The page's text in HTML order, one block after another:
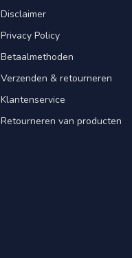
Disclaimer
Privacy Policy
Betaalmethoden
Verzenden & retourneren
Klantenservice
Retourneren van producten